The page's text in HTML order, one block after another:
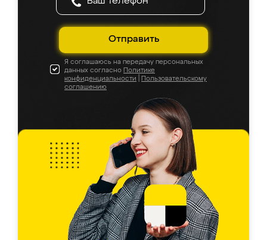
Отправить
Я соглашаюсь на передачу персональных
данных согласно Политике
конфиденциальности
Пользовательскому
соглашению